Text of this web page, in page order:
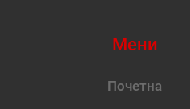
Мени
Почетна